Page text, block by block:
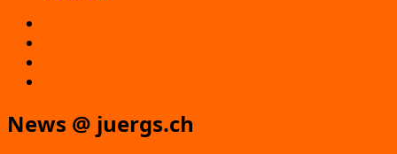
News @ juergs.ch